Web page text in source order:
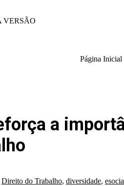
VERSÃO
Página Inicial
a
Direito do Trabalho, diversidade,